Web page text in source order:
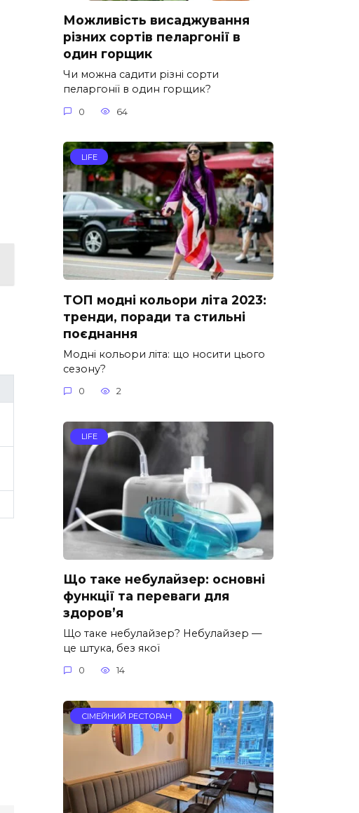
Можливість висаджування
різних сортів пеларгонії в
один горщик
Чи можна садити різні сорти
пеларгонії в один горщик?
0 64
LIFE
ТОП модні кольори літа 2023:
тренди, поради та стильні
поєднання
Модні кольори літа: що носити цього
сезону?
0 2
LIFE
Що таке небулайзер: основні
функції та переваги для
здоров’я
Що таке небулайзер? Небулайзер —
це штука, без якої
0 14
СІМЕЙНИЙ РЕСТОРАН